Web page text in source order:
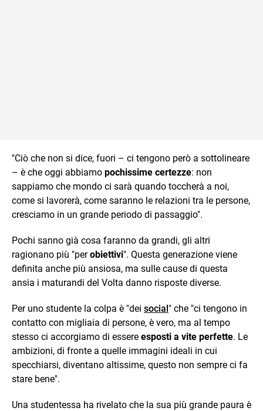
"Ciò che non si dice, fuori – ci tengono però a sottolineare
– è che oggi abbiamo pochissime certezze: non
sappiamo che mondo ci sarà quando toccherà a noi,
come si lavorerà, come saranno le relazioni tra le persone,
cresciamo in un grande periodo di passaggio".
Pochi sanno già cosa faranno da grandi, gli altri
ragionano più "perobiettivi". Questa generazione viene
definita anche più ansiosa, ma sulle cause di questa
ansia i maturandi del Volta danno risposte diverse.
Per uno studente la colpa è "dei social" che "ci tengono in
contatto con migliaia di persone, è vero, ma al tempo
stesso ci accorgiamo di essere esposti a vite perfette. Le
ambizioni, di fronte a quelle immagini ideali in cui
specchiarsi, diventano altissime, questo non sempre ci fa
stare bene".
Una studentessa ha rivelato che la sua più grande paura è